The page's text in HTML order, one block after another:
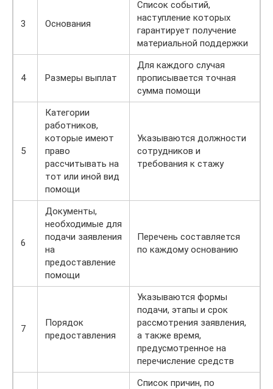
3 Основания
Список событий,
наступление которых
гарантирует получение
материальной поддержки
4 Размеры выплат
Для каждого случая
прописывается точная
сумма помощи
5
Категории
работников,
которые имеют
право
рассчитывать на
тот или иной вид
помощи
Указываются должности
сотрудников и
требования к стажу
6
Документы,
необходимые для
подачи заявления
на
предоставление
помощи
Перечень составляется
по каждому основанию
7
Порядок
предоставления
Указываются формы
подачи, этапы и срок
рассмотрения заявления,
а также время,
предусмотренное на
перечисление средств
Список причин, по